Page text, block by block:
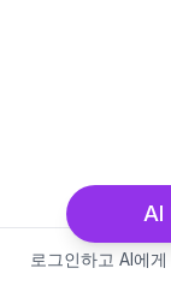
로그인하고 AI에
AI